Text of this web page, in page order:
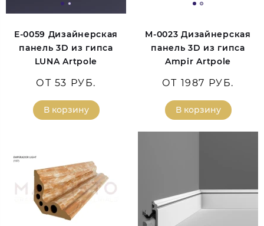
E-0059 Дизайнерская
панель 3D из гипса
LUNA Artpole
ОТ 53 РУБ.
В корзину
M-0023 Дизайнерская
панель 3D из гипса
Ampir Artpole
ОТ 1987 РУБ.
В корзину